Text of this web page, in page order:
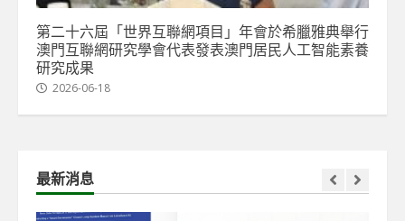
第二十六屆「世界互聯網項目」年會於希臘雅典舉行
澳門互聯網研究學會代表發表澳門居民人工智能素養
研究成果
2026-06-18
最新消息